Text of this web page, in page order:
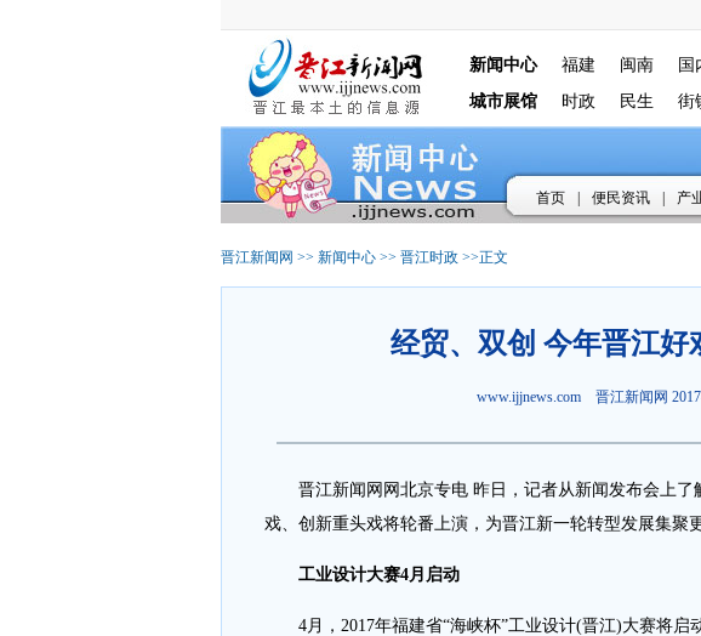
新闻中心 福建 闽南
国
城市展馆
时政 民生 街
首页 便民资讯 产
晋江新闻网 >> 新闻中心 >> 晋江时政 >>正文
经贸、双创 今年晋江好
www.ijjnews.com 晋江新闻网
晋江新闻网网北京专电 昨日，记者从新闻发布会上了
戏、创新重头戏将轮番上演，为晋江新一轮转型发展集聚
工业设计大赛4月启动
4月，2017年福建省“海峡杯”工业设计(晋江)大赛将启